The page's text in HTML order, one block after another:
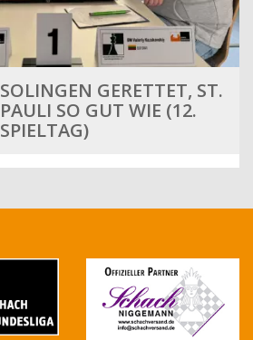
SOLINGEN GERETTET, ST.
PAULI SO GUT WIE (12.
SPIELTAG)